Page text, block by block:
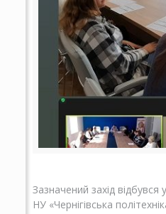
Зазначений захід
НУ «Чернігівська